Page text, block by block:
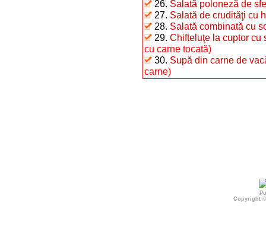
26. Salată poloneză de
27. Salată de crudităţi cu
28. Salată combinată cu
29. Chifteluţe la cuptor cu
cu carne tocată)
30. Supă din carne de
carne)
Copyright